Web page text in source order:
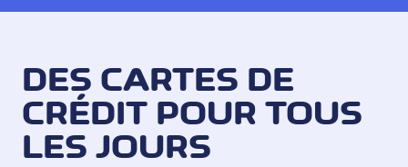
DES CARTES DE
CRÉDIT POUR TOUS
LES JOURS